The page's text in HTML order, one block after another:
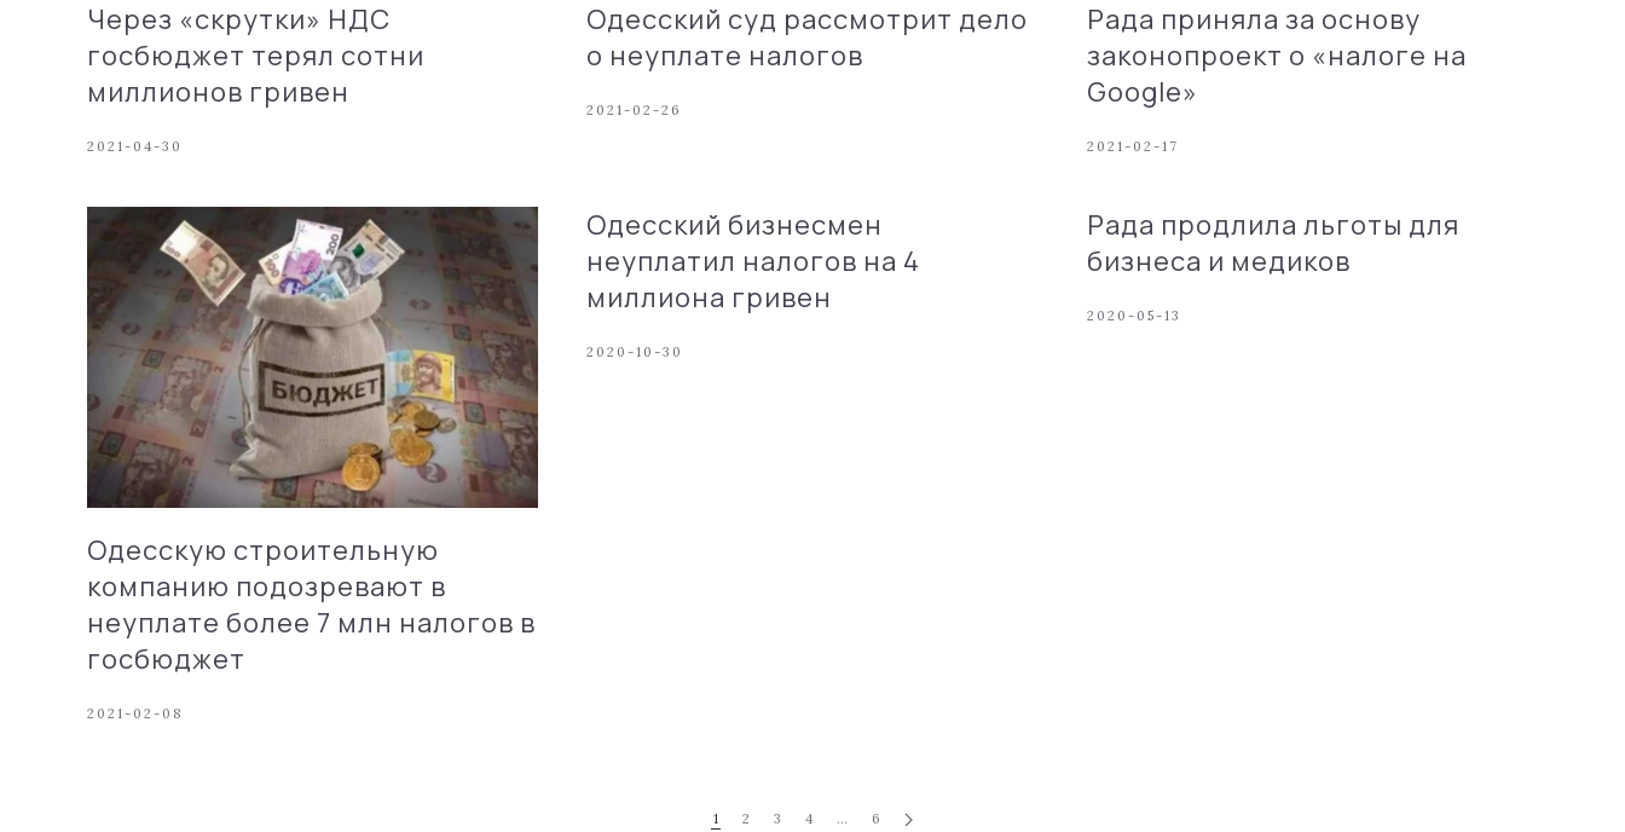
Через «скрутки» НДС
госбюджет терял сотни
миллионов гривен
2021-04-30
Одесский суд рассмотрит дело
о неуплате налогов
2021-02-26
Рада приняла за основу
законопроект о «налоге на
Google»
2021-02-17
Одесскую строительную
компанию подозревают в
неуплате более 7 млн налогов в
госбюджет
2021-02-08
Одесский бизнесмен
неуплатил налогов на 4
миллиона гривен
2020-10-30
Рада продлила льготы для
бизнеса и медиков
2020-05-13
1 2 3 4 … 6